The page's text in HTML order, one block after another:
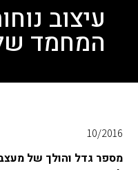
עיצוב
המחמד
10/2016
מספר גדל והולך של